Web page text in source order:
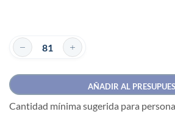
AÑADIR AL
Cantidad mínima sugerida para